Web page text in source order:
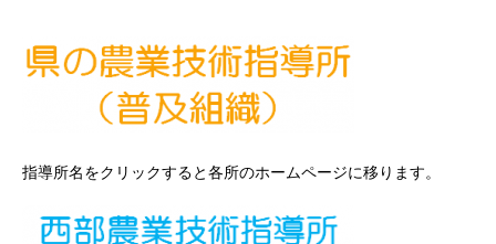
指導所名をクリックすると各所のホームページに移ります。